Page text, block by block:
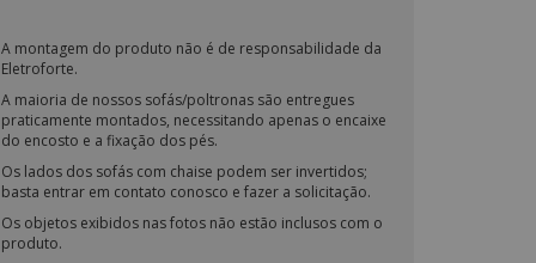
A montagem do produto não é de responsabilidade da
Eletroforte.
A maioria de nossos sofás/poltronas são entregues
praticamente montados, necessitando apenas o encaixe
do encosto e a fixação dos pés.
Os lados dos sofás com chaise podem ser invertidos;
basta entrar em contato conosco e fazer a solicitação.
Os objetos exibidos nas fotos não estão inclusos com o
produto.